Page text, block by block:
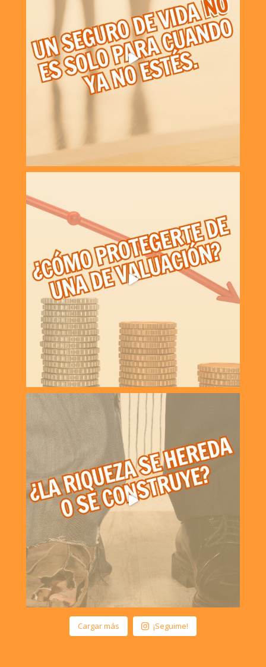
Cargar más ¡Seguime!